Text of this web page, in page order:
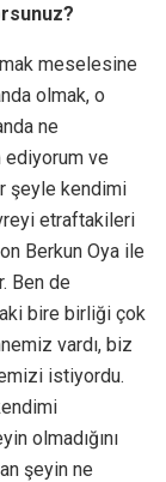
meselesine
olmak, o
ne
ediyorum ve
şeyle kendimi
etraftakileri
Berkun Oya ile
Ben de
bire birliği çok
vardı, biz
istiyordu.
olmadığını
şeyin ne